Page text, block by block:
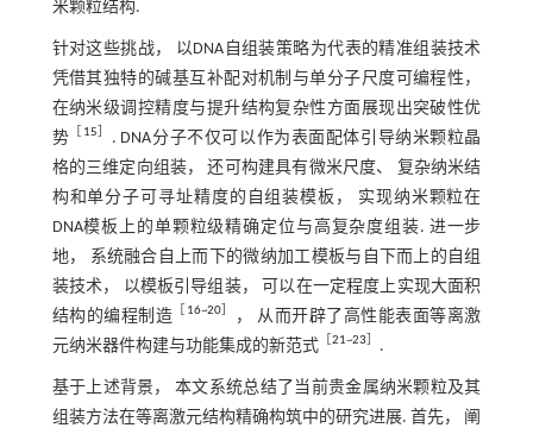
米颗粒结构.
针对这些挑战， 以DNA自组装策略为代表的精准组装技术
凭借其独特的碱基互补配对机制与单分子尺度可编程性，
在纳米级调控精度与提升结构复杂性方面展现出突破性优
势 ［ 15］ . DNA分子不仅可以作为表面配体引导纳米颗粒晶
格的三维定向组装， 还可构建具有微米尺度、 复杂纳米结
构和单分子可寻址精度的自组装模板， 实现纳米颗粒在
DNA模板上的单颗粒级精确定位与高复杂度组装. 进一步
地， 系统融合自上而下的微纳加工模板与自下而上的自组
装技术， 以模板引导组装， 可以在一定程度上实现大面积
结构的编程制造 ［ 16~20］
， 从而开辟了高性能表面等离激
元纳米器件构建与功能集成的新范式［21~23］ .
基于上述背景， 本文系统总结了当前贵金属纳米颗粒及其
组装方法在等离激元结构精确构筑中的研究进展. 首先， 阐